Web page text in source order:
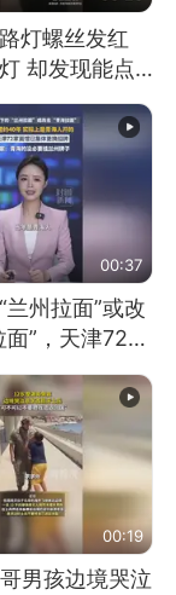
灯螺丝发红
却发现能点
事人：已报警
00:37
兰州拉面”或改
面”，天津72家
更换招牌
00:19
男孩边境哭泣